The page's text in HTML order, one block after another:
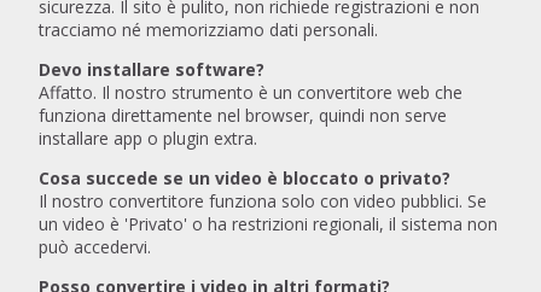
sicurezza. Il sito è pulito, non richiede registrazioni e non
tracciamo né memorizziamo dati personali.
Devo installare software?
Affatto. Il nostro strumento è un convertitore web che
funziona direttamente nel browser, quindi non serve
installare app o plugin extra.
Cosa succede se un video è bloccato o privato?
Il nostro convertitore funziona solo con video pubblici. Se
un video è 'Privato' o ha restrizioni regionali, il sistema non
può accedervi.
Posso convertire i video in altri formati?